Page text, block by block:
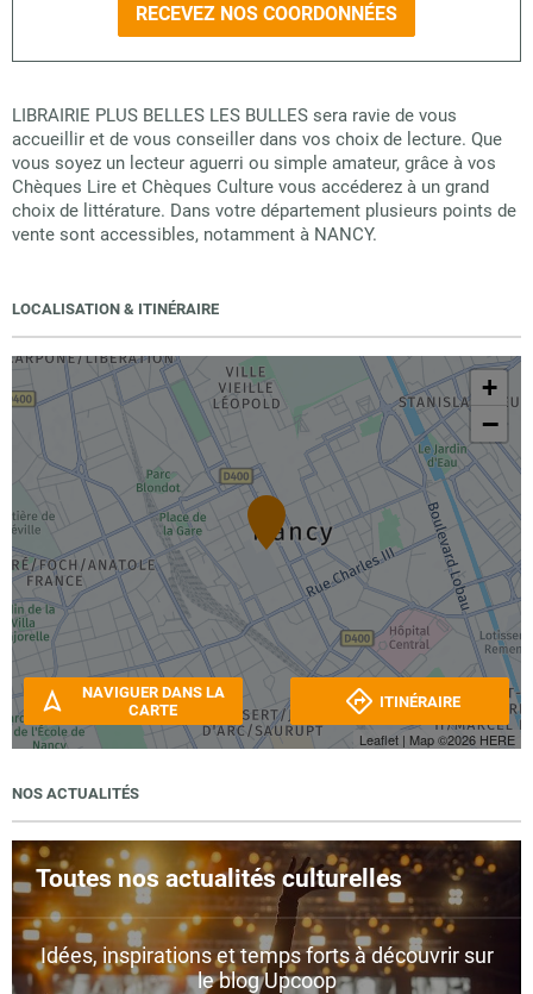
RECEVEZ NOS COORDONNÉES
LIBRAIRIE PLUS BELLES LES BULLES sera ravie de vous
accueillir et de vous conseiller dans vos choix de lecture. Que
vous soyez un lecteur aguerri ou simple amateur, grâce à vos
Chèques Lire et Chèques Culture vous accéderez à un grand
choix de littérature. Dans votre département plusieurs points de
vente sont accessibles, notamment à NANCY.
LOCALISATION & ITINÉRAIRE
+
−
Leaflet | Map ©2026 HERE
NAVIGUER DANS LA
CARTE
ITINÉRAIRE
NOS ACTUALITÉS
Toutes nos actualités culturelles
Idées, inspirations et temps forts à découvrir sur
le blog Upcoop